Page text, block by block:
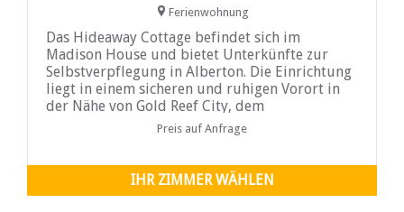
Ferienwohnung
Das Hideaway Cottage befindet sich im
Madison House und bietet Unterkünfte zur
Selbstverpflegung in Alberton. Die Einrichtung
liegt in einem sicheren und ruhigen Vorort in
der Nähe von Gold Reef City, dem
Geschäftsviertel, Krankenhäusern, dem Nasrec
Convention Center und der Rietvlei Zoo Farm.
Preis auf Anfrage
IHR ZIMMER WÄHLEN